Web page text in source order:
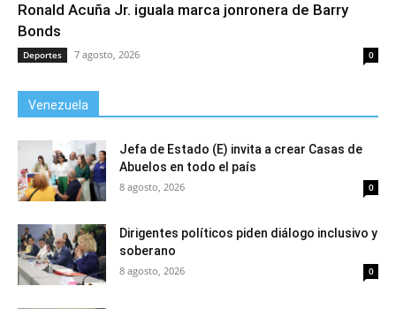
Ronald Acuña Jr. iguala marca jonronera de Barry
Bonds
Deportes 7 agosto, 2026 0
Venezuela
Jefa de Estado (E) invita a crear Casas de
Abuelos en todo el país
8 agosto, 2026 0
Dirigentes políticos piden diálogo inclusivo y
soberano
8 agosto, 2026 0